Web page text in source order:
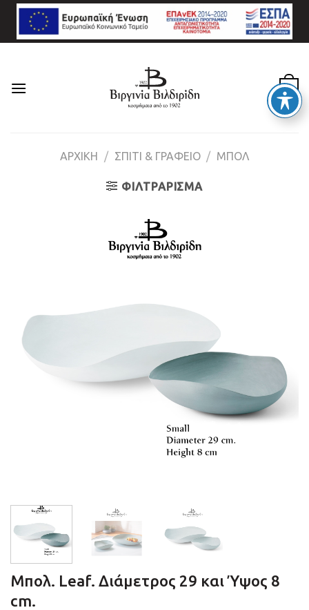
Skip
content
0
ΑΡΧΙΚΉ / ΣΠΙΤΙ & ΓΡΑΦΕΙΟ / ΜΠΟΛ
ΦΙΛΤΡΆΡΙΣΜΑ
Μπολ. Leaf. Διάμετρος 29 και Ύψος 8
cm.